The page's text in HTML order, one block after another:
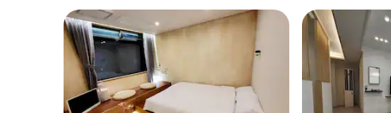
місті, пішки до вулиці Хваннідан
персоналу_D6